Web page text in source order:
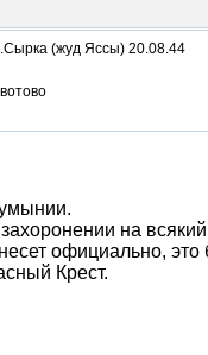
(жуд Яссы) 20.08.44
на
официально,
Крест.